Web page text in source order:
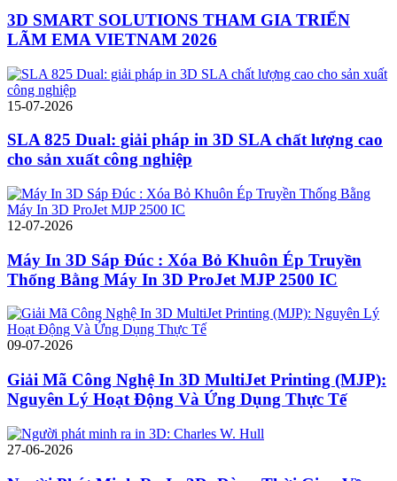
3D SMART SOLUTIONS THAM GIA TRIỂN
LÃM EMA VIETNAM 2026
15-07-2026
SLA 825 Dual: giải pháp in 3D SLA chất lượng cao
cho sản xuất công nghiệp
12-07-2026
Máy In 3D Sáp Đúc : Xóa Bỏ Khuôn Ép Truyền
Thống Bằng Máy In 3D ProJet MJP 2500 IC
09-07-2026
Giải Mã Công Nghệ In 3D MultiJet Printing (MJP):
Nguyên Lý Hoạt Động Và Ứng Dụng Thực Tế
27-06-2026